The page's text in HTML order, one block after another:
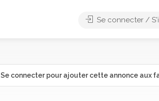
Se connecter /
Se connecter pour ajouter cette annonce aux